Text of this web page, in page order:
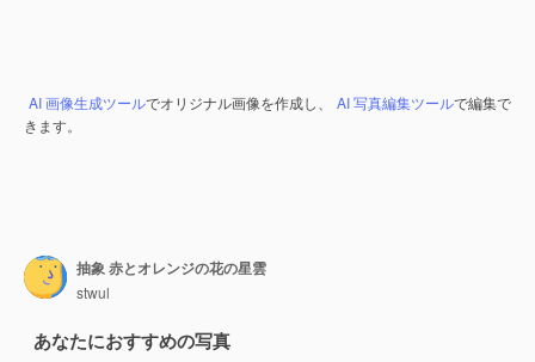
AI 画像生成ツールでオリジナル画像を作成し、 AI 写真編集ツールで編集で
きます。
抽象 赤とオレンジの花の星雲
stwul
あなたにおすすめの写真